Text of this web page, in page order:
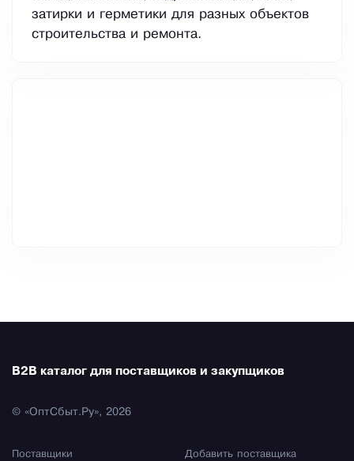
затирки и герметики для разных объектов
строительства и ремонта.
B2B каталог для поставщиков и закупщиков
© «ОптСбыт.Ру», 2026
Поставщики Добавить поставщика